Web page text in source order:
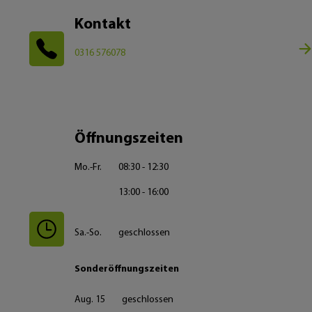
Kontakt
0316 576078
Öffnungszeiten
Mo.-Fr. 08:30 - 12:30
13:00 - 16:00
Sa.-So. geschlossen
Sonderöffnungszeiten
Aug. 15 geschlossen